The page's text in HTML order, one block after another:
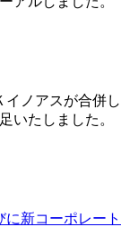
ノアスが合併し
いたしました。
新コーポレート